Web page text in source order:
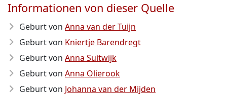
Informationen von dieser Quelle
Geburt von Anna van der Tuijn
Geburt von Kniertje Barendregt
Geburt von Anna Suitwijk
Geburt von Anna Olierook
Geburt von Johanna van der Mijden